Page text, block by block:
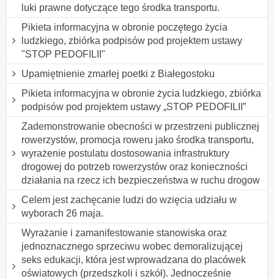
luki prawne dotyczące tego środka transportu.
Pikieta informacyjna w obronie poczętego życia
ludzkiego, zbiórka podpisów pod projektem ustawy
"STOP PEDOFILII"
Upamiętnienie zmarłej poetki z Białegostoku
Pikieta informacyjna w obronie życia ludzkiego, zbiórka
podpisów pod projektem ustawy „STOP PEDOFILII”
Zademonstrowanie obecności w przestrzeni publicznej
rowerzystów, promocja roweru jako środka transportu,
wyrażenie postulatu dostosowania infrastruktury
drogowej do potrzeb rowerzystów oraz konieczności
działania na rzecz ich bezpieczeństwa w ruchu drogow
Celem jest zachęcanie ludzi do wzięcia udziału w
wyborach 26 maja.
Wyrażanie i zamanifestowanie stanowiska oraz
jednoznacznego sprzeciwu wobec demoralizującej
seks edukacji, która jest wprowadzana do placówek
oświatowych (przedszkoli i szkół). Jednocześnie